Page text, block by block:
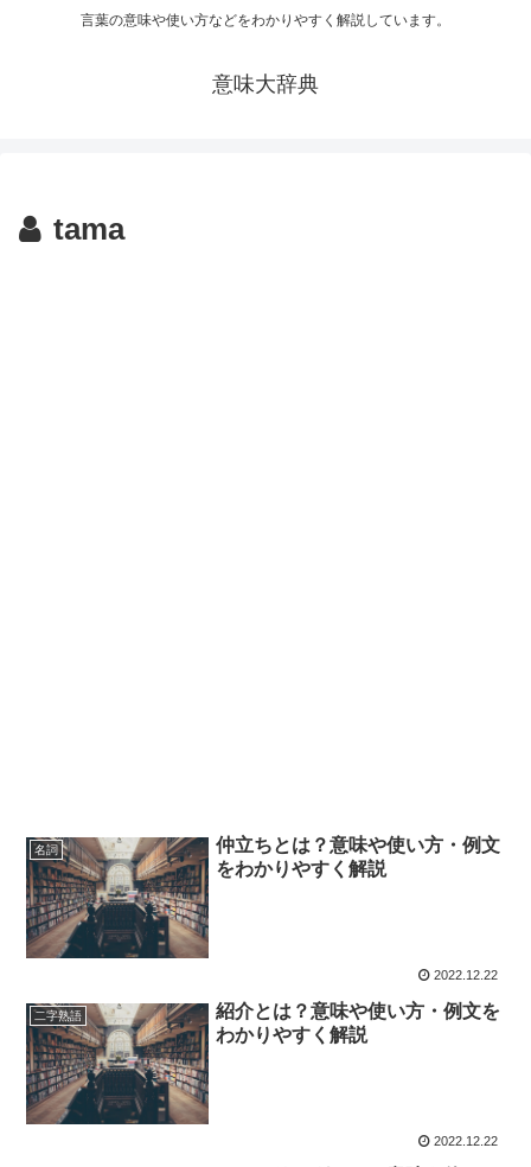
言葉の意味や使い方などをわかりやすく解説しています。
意味大辞典
tama
名詞
仲立ちとは？意味や使い方・例文
をわかりやすく解説
2022.12.22
二字熟語
紹介とは？意味や使い方・例文を
わかりやすく解説
2022.12.22